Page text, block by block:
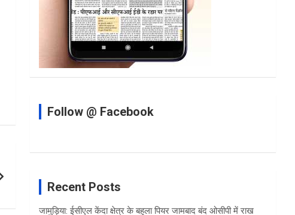
Follow @ Facebook
Recent Posts
जामुड़िया: ईसीएल केंदा क्षेत्र के बहुला पियर जामबाद बंद ओसीपी में राख